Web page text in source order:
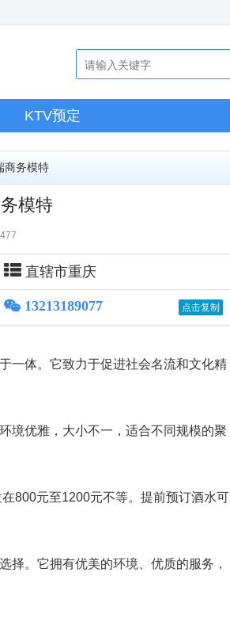
KTV预定
商务模特
模特
直辖市重庆
13213189077
一体。它致力于促进社会名流和文化精
境优雅，大小不一，适合不同规模的聚
800元至1200元不等。提前预订酒水可
择。它拥有优美的环境、优质的服务，